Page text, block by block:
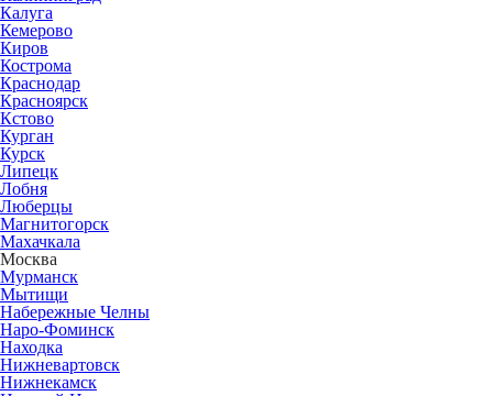
Калуга
Кемерово
Киров
Кострома
Краснодар
Красноярск
Кстово
Курган
Курск
Липецк
Лобня
Люберцы
Магнитогорск
Махачкала
Москва
Мурманск
Мытищи
Набережные Челны
Наро-Фоминск
Находка
Нижневартовск
Нижнекамск